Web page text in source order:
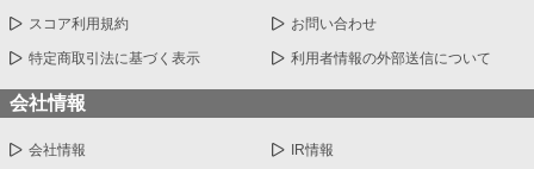
スコア利用規約 お問い合わせ
特定商取引法に基づく表示 利用者情報の外部送信について
会社情報
会社情報 IR情報